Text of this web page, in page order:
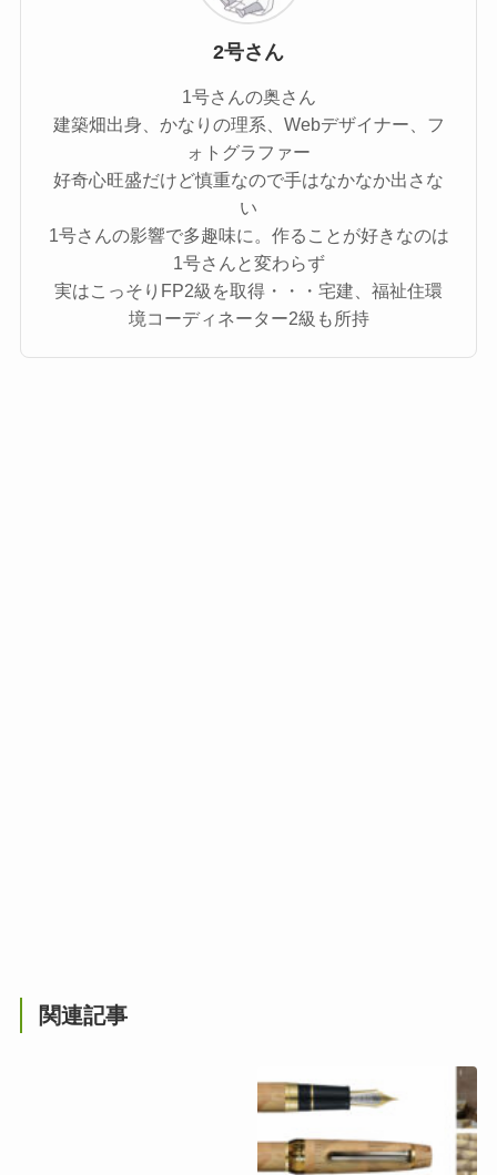
2号さん
1号さんの奥さん
建築畑出身、かなりの理系、Webデザイナー、フ
ォトグラファー
好奇心旺盛だけど慎重なので手はなかなか出さな
い
1号さんの影響で多趣味に。作ることが好きなのは
1号さんと変わらず
実はこっそりFP2級を取得・・・宅建、福祉住環
境コーディネーター2級も所持
関連記事